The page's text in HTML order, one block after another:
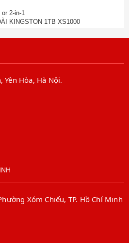
or 2-in-1
KINGSTON 1TB XS1000
Yên Hòa, Hà Nội
Xóm Chiếu, TP. Hồ Chí Minh